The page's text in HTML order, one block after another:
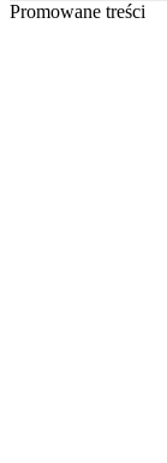
Promowane treści